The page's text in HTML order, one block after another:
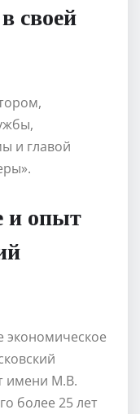
своей
и главой
и опыт
имени М.В.
более 25 лет